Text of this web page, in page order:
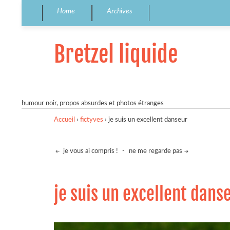
Home Archives
Bretzel liquide
humour noir, propos absurdes et photos étranges
Accueil › fictyves › je suis un excellent danseur
je vous ai compris ! - ne me regarde pas
je suis un excellent